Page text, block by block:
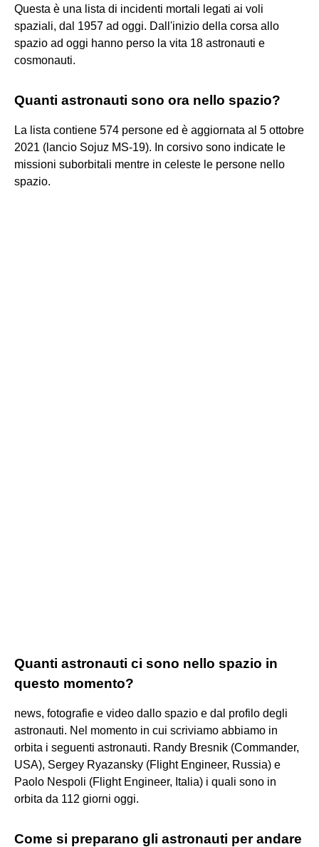
Questa è una lista di incidenti mortali legati ai voli
spaziali, dal 1957 ad oggi. Dall'inizio della corsa allo
spazio ad oggi hanno perso la vita 18 astronauti e
cosmonauti.
Quanti astronauti sono ora nello spazio?
La lista contiene 574 persone ed è aggiornata al 5 ottobre
2021 (lancio Sojuz MS-19). In corsivo sono indicate le
missioni suborbitali mentre in celeste le persone nello
spazio.
Quanti astronauti ci sono nello spazio in
questo momento?
news, fotografie e video dallo spazio e dal profilo degli
astronauti. Nel momento in cui scriviamo abbiamo in
orbita i seguenti astronauti. Randy Bresnik (Commander,
USA), Sergey Ryazansky (Flight Engineer, Russia) e
Paolo Nespoli (Flight Engineer, Italia) i quali sono in
orbita da 112 giorni oggi.
Come si preparano gli astronauti per andare